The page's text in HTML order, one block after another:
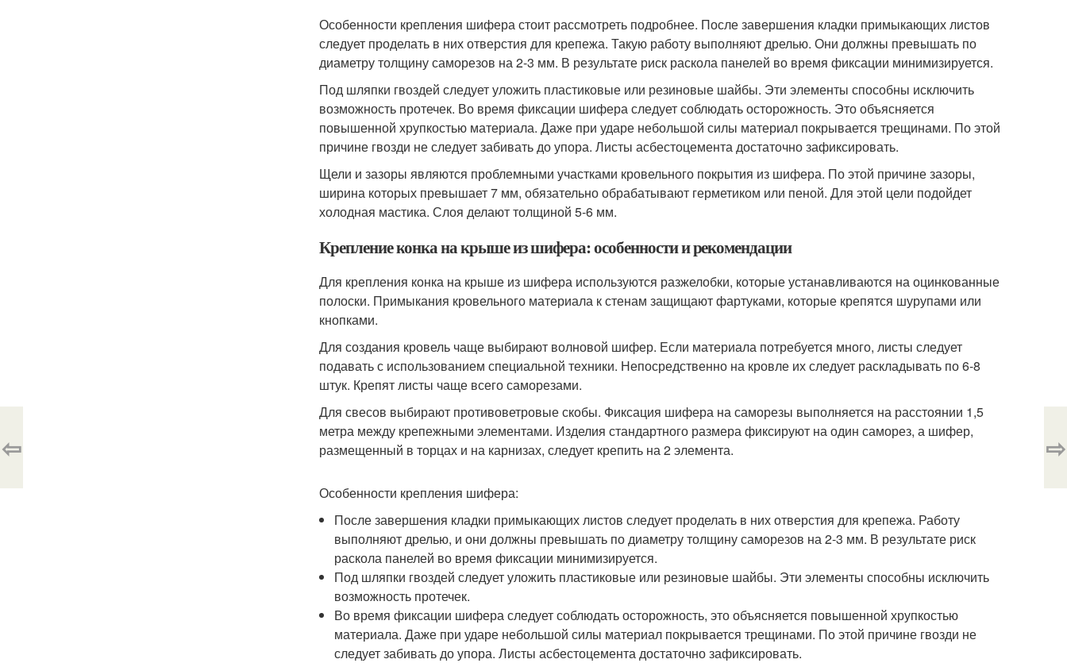
Особенности крепления шифера стоит рассмотреть подробнее. После завершения кладки примыкающих листов
следует проделать в них отверстия для крепежа. Такую работу выполняют дрелью. Они должны превышать по
диаметру толщину саморезов на 2-3 мм. В результате риск раскола панелей во время фиксации минимизируется.
Под шляпки гвоздей следует уложить пластиковые или резиновые шайбы. Эти элементы способны исключить
возможность протечек. Во время фиксации шифера следует соблюдать осторожность. Это объясняется
повышенной хрупкостью материала. Даже при ударе небольшой силы материал покрывается трещинами. По этой
причине гвозди не следует забивать до упора. Листы асбестоцемента достаточно зафиксировать.
Щели и зазоры являются проблемными участками кровельного покрытия из шифера. По этой причине зазоры,
ширина которых превышает 7 мм, обязательно обрабатывают герметиком или пеной. Для этой цели подойдет
холодная мастика. Слоя делают толщиной 5-6 мм.
Крепление конка на крыше из шифера: особенности и рекомендации
Для крепления конка на крыше из шифера используются разжелобки, которые устанавливаются на оцинкованные
полоски. Примыкания кровельного материала к стенам защищают фартуками, которые крепятся шурупами или
кнопками.
Для создания кровель чаще выбирают волновой шифер. Если материала потребуется много, листы следует
подавать с использованием специальной техники. Непосредственно на кровле их следует раскладывать по 6-8
штук. Крепят листы чаще всего саморезами.
Для свесов выбирают противоветровые скобы. Фиксация шифера на саморезы выполняется на расстоянии 1,5
метра между крепежными элементами. Изделия стандартного размера фиксируют на один саморез, а шифер,
размещенный в торцах и на карнизах, следует крепить на 2 элемента.
Особенности крепления шифера:
После завершения кладки примыкающих листов следует проделать в них отверстия для крепежа. Работу
выполняют дрелью, и они должны превышать по диаметру толщину саморезов на 2-3 мм. В результате риск
раскола панелей во время фиксации минимизируется.
Под шляпки гвоздей следует уложить пластиковые или резиновые шайбы. Эти элементы способны исключить
возможность протечек.
Во время фиксации шифера следует соблюдать осторожность, это объясняется повышенной хрупкостью
материала. Даже при ударе небольшой силы материал покрывается трещинами. По этой причине гвозди не
следует забивать до упора. Листы асбестоцемента достаточно зафиксировать.
⇦ ⇨